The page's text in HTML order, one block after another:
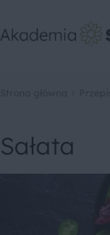
Sałata